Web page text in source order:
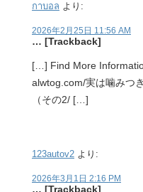
กาบอล より:
2026年2月25日 11:56 AM
… [Trackback]
[…] Find More
alwtog.com/実は噛みつ
（その2/ […]
123autov2 より:
2026年3月1日 2:16 PM
… [Trackback]